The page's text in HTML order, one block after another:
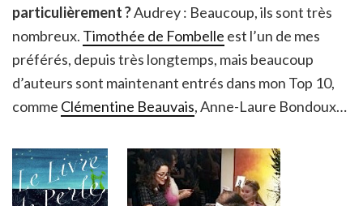
particulièrement ?Audrey : Beaucoup, ils sont très
nombreux. Timothée de Fombelle est l’un de mes
préférés, depuis très longtemps, mais beaucoup
d’auteurs sont maintenant entrés dans mon Top 10,
comme Clémentine Beauvais, Anne-Laure Bondoux…